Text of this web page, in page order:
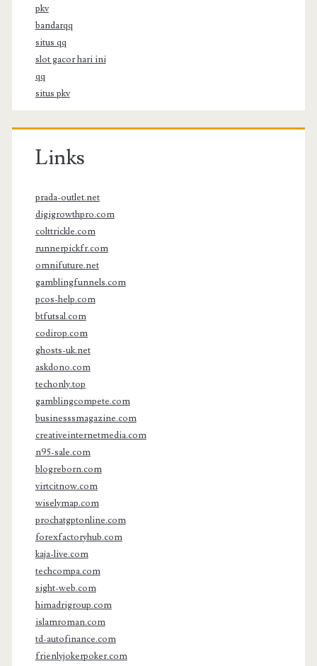
pkv
bandarqq
situs qq
slot gacor hari ini
qq
situs pkv
Links
prada-outlet.net
digigrowthpro.com
colttrickle.com
runnerpickfr.com
omnifuture.net
gamblingfunnels.com
pcos-help.com
btfutsal.com
codirop.com
ghosts-uk.net
askdono.com
techonly.top
gamblingcompete.com
businesssmagazine.com
creativeinternetmedia.com
n95-sale.com
blogreborn.com
virtcitnow.com
wiselymap.com
prochatgptonline.com
forexfactoryhub.com
kaja-live.com
techcompa.com
sight-web.com
himadrigroup.com
islamroman.com
td-autofinance.com
frienlyjokerpoker.com